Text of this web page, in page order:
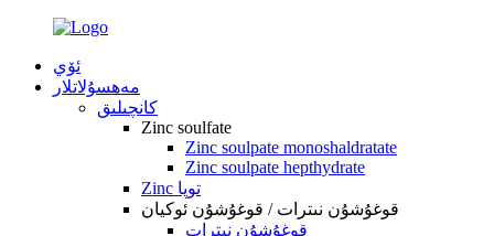
ئۆي
مەھسۇلاتلار
كانچىلىق
Zinc soulfate
Zinc soulpate monoshaldratate
Zinc soulpate hepthydrate
Zinc توپا
قوغۇشۇن نىترات / قوغۇشۇن ئوكيان
قوغۇشۇن نىترات